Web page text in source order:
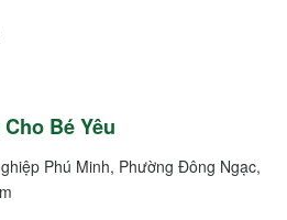
Bé Yêu
Phú Minh, Phường Đông Ngạc,